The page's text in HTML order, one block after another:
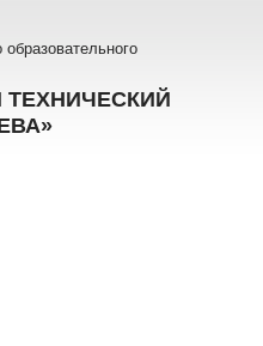
ТЕХНИЧЕСКИЙ